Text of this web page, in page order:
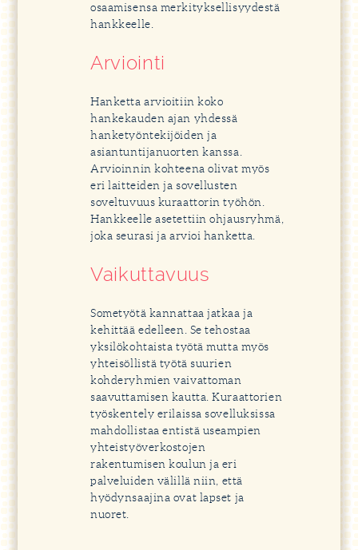
osaamisensa merkityksellisyydestä
hankkeelle.
Arviointi
Hanketta arvioitiin koko
hankekauden ajan yhdessä
hanketyöntekijöiden ja
asiantuntijanuorten kanssa.
Arvioinnin kohteena olivat myös
eri laitteiden ja sovellusten
soveltuvuus kuraattorin työhön.
Hankkeelle asetettiin ohjausryhmä,
joka seurasi ja arvioi hanketta.
Vaikuttavuus
Sometyötä kannattaa jatkaa ja
kehittää edelleen. Se tehostaa
yksilökohtaista työtä mutta myös
yhteisöllistä työtä suurien
kohderyhmien vaivattoman
saavuttamisen kautta. Kuraattorien
työskentely erilaissa sovelluksissa
mahdollistaa entistä useampien
yhteistyöverkostojen
rakentumisen koulun ja eri
palveluiden välillä niin, että
hyödynsaajina ovat lapset ja
nuoret.